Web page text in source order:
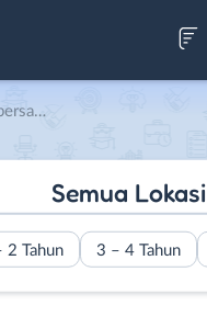
Semua Lokasi
2 Tahun 3 – 4 Tahun